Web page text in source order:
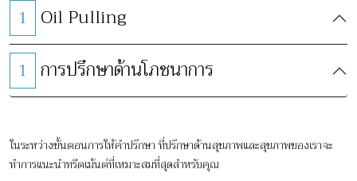
1 Oil Pulling
1 การปรึกษาด้านโภชนาการ
ในระหว่างขั้นตอนการให้คำปรึกษา ที่ปรึกษาด้านสุขภาพและสุขภาพของเราจะ
ทำการแนะนำทรีตเม้นต์ที่เหมาะสมที่สุดสำหรับคุณ